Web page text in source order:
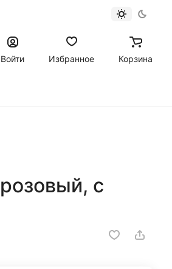
Войти
Избранное Корзина
с